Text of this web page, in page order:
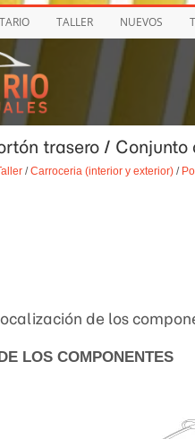
TALLER NUEVOS
trasero /
/Carroceria (interior y exterior)/
de los
LOS COMPONENTES